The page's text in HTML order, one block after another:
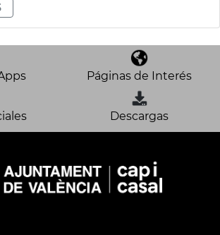
Páginas de Interés
Descargas